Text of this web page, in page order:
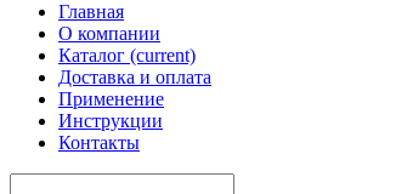
Главная
О компании
Каталог (current)
Доставка и оплата
Применение
Инструкции
Контакты